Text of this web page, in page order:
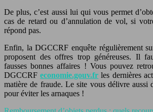
De plus, c’est aussi lui qui vous permet
cas de retard ou d’annulation de vol, si
répond pas.
Enfin, la DGCCRF enquête régulièrement
proposent des offres trop généreuses. Il
fausses bonnes affaires ! Vous pouvez
DGCCRFeconomie.gouv.fr les dernières
matière de fraude. Le site vous délivre aussi
pour éviter les arnaques !